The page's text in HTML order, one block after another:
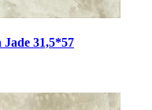
31,5*57